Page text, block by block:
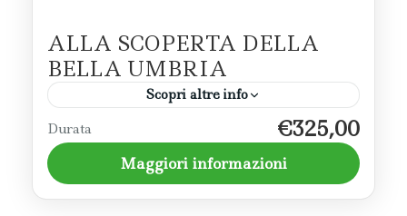
ALLA SCOPERTA DELLA
BELLA UMBRIA
Scopri altre info
Un tour nella bella Umbria che prevede la
scoperta dei borghi della Valle Umbra,
attraverso l'arte, i musei e l'enogastronomia.
Durata €325,00
Maggiori informazioni